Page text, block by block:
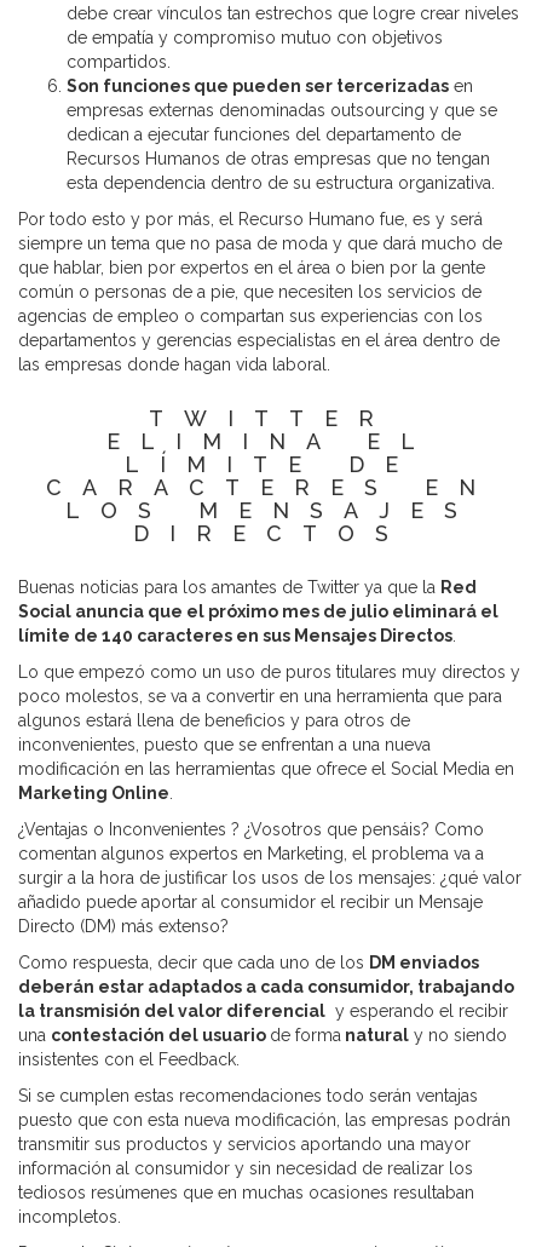
debe crear vínculos tan estrechos que logre crear niveles
de empatía y compromiso mutuo con objetivos
compartidos.
Son funciones que pueden ser tercerizadas en
empresas externas denominadas outsourcing y que se
dedican a ejecutar funciones del departamento de
Recursos Humanos de otras empresas que no tengan
esta dependencia dentro de su estructura organizativa.
Por todo esto y por más, el Recurso Humano fue, es y será
siempre un tema que no pasa de moda y que dará mucho de
que hablar, bien por expertos en el área o bien por la gente
común o personas de a pie, que necesiten los servicios de
agencias de empleo o compartan sus experiencias con los
departamentos y gerencias especialistas en el área dentro de
las empresas donde hagan vida laboral.
TWITTER
ELIMINA EL
LÍMITE DE
CARACTERES EN
LOS MENSAJES
DIRECTOS
Buenas noticias para los amantes de Twitter ya que la Red
Social anuncia que el próximo mes de julio eliminará el
límite de 140 caracteres en sus Mensajes Directos
Lo que empezó como un uso de puros titulares muy directos y
poco molestos, se va a convertir en una herramienta que para
algunos estará llena de beneficios y para otros de
inconvenientes, puesto que se enfrentan a una nueva
modificación en las herramientas que ofrece el Social Media en
Marketing Online
¿Ventajas o Inconvenientes ? ¿Vosotros que pensáis? Como
comentan algunos expertos en Marketing, el problema va a
surgir a la hora de justificar los usos de los mensajes: ¿qué valor
añadido puede aportar al consumidor el recibir un Mensaje
Directo (DM) más extenso?
Como respuesta, decir que cada uno de los DM enviados
deberán estar adaptados a cada consumidor, trabajando
la transmisión del valor diferencial y esperando el recibir
una contestación del usuario de forma natural y no siendo
insistentes con el Feedback.
Si se cumplen estas recomendaciones todo serán ventajas
puesto que con esta nueva modificación, las empresas podrán
transmitir sus productos y servicios aportando una mayor
información al consumidor y sin necesidad de realizar los
tediosos resúmenes que en muchas ocasiones resultaban
incompletos.